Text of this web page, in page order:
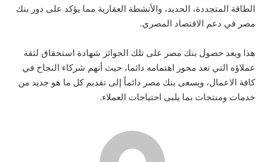
الطاقة المتجددة، الحديد، والأنشطة العقارية مما يؤكد على دور بنك
مصر في دعم الاقتصاد المصري.
هذا ويعد حصول بنك مصر على تلك الجوائز شهادة استحقاق لثقة
عملاؤه التي تعد محور اهتمامه دائما، حيث أنهم شركاء النجاح في
كافة الاعمال، ويسعى بنك مصر دائماً إلى تقديم كل ما هو جديد من
خدمات ومنتجات بما يلبى احتياجات العملاء.